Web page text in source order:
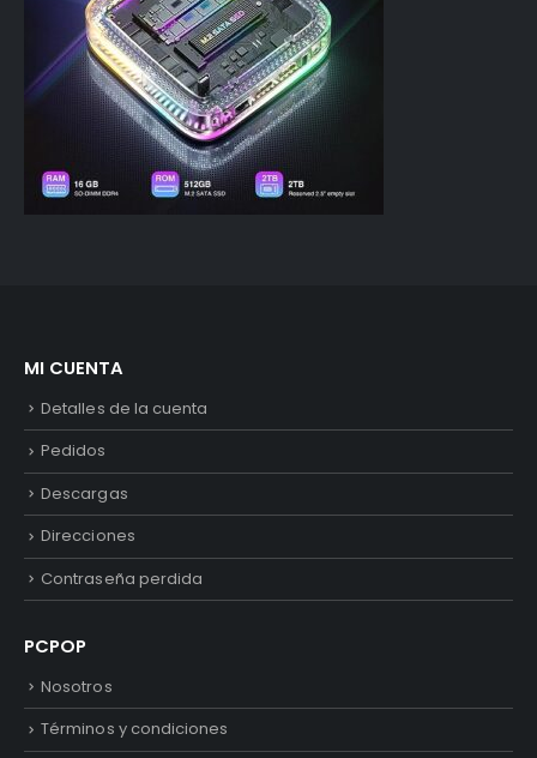
MI CUENTA
Detalles de la cuenta
Pedidos
Descargas
Direcciones
Contraseña perdida
PCPOP
Nosotros
Términos y condiciones